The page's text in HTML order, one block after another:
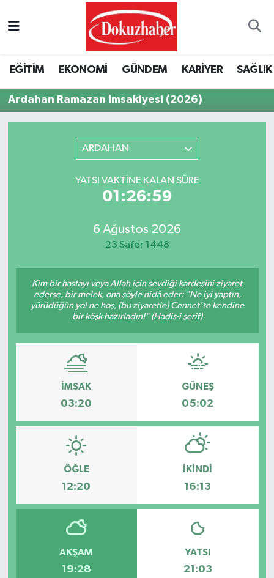
EĞİTİM EKONOMİ GÜNDEM KARİYER SAĞLIK
Ardahan Ramazan İmsakiyesi (2026)
ARDAHAN
YATSI VAKTINE KALAN SÜRE
01:26:59
6 Ağustos 2026
23 Safer 1448
Kim bir hastayı veya Allah için sevdiği kardeşini ziyaret
ederse, bir melek, ona şöyle nidâ eder: "Ne iyi yaptın,
yürüdüğün yol ne hoş, (bu ziyaretle) Cennet'te kendine
bir köşk hazırladın!" (Hadis-i şerif)
İMSAK
03:20
GÜNEŞ
05:02
ÖĞLE
12:20
İKINDI
16:13
AKŞAM
19:28
YATSI
21:03
Tüm Manşetler